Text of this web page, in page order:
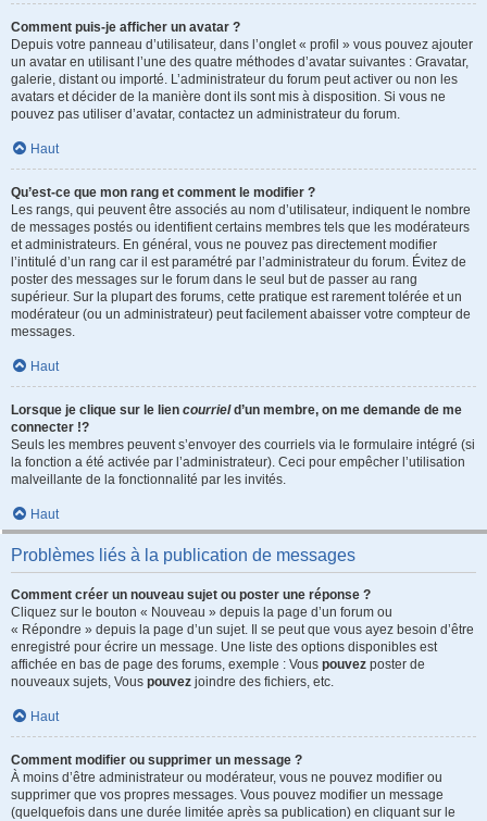
Comment puis-je afficher un avatar ?
Depuis votre panneau d’utilisateur, dans l’onglet « profil » vous pouvez ajouter
un avatar en utilisant l’une des quatre méthodes d’avatar suivantes : Gravatar,
galerie, distant ou importé. L’administrateur du forum peut activer ou non les
avatars et décider de la manière dont ils sont mis à disposition. Si vous ne
pouvez pas utiliser d’avatar, contactez un administrateur du forum.
Haut
Qu’est-ce que mon rang et comment le modifier ?
Les rangs, qui peuvent être associés au nom d’utilisateur, indiquent le nombre
de messages postés ou identifient certains membres tels que les modérateurs
et administrateurs. En général, vous ne pouvez pas directement modifier
l’intitulé d’un rang car il est paramétré par l’administrateur du forum. Évitez de
poster des messages sur le forum dans le seul but de passer au rang
supérieur. Sur la plupart des forums, cette pratique est rarement tolérée et un
modérateur (ou un administrateur) peut facilement abaisser votre compteur de
messages.
Haut
Lorsque je clique sur le lien courrield’un membre, on me demande de me
connecter !?
Seuls les membres peuvent s’envoyer des courriels via le formulaire intégré (si
la fonction a été activée par l’administrateur). Ceci pour empêcher l’utilisation
malveillante de la fonctionnalité par les invités.
Haut
Problèmes liés à la publication de messages
Comment créer un nouveau sujet ou poster une réponse ?
Cliquez sur le bouton « Nouveau » depuis la page d’un forum ou
« Répondre » depuis la page d’un sujet. Il se peut que vous ayez besoin d’être
enregistré pour écrire un message. Une liste des options disponibles est
affichée en bas de page des forums, exemple : Vous pouvez poster de
nouveaux sujets, Vous pouvez joindre des fichiers, etc.
Haut
Comment modifier ou supprimer un message ?
À moins d’être administrateur ou modérateur, vous ne pouvez modifier ou
supprimer que vos propres messages. Vous pouvez modifier un message
(quelquefois dans une durée limitée après sa publication) en cliquant sur le